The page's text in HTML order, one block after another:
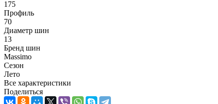
175
Профиль
70
Диаметр шин
13
Бренд шин
Massimo
Сезон
Лето
Все характеристики
Поделиться